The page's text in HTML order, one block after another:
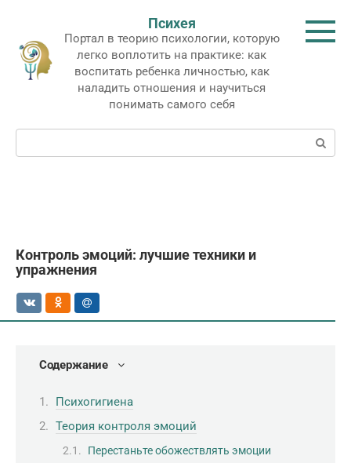
контенту
Психея
Портал в теорию психологии, которую
легко воплотить на практике: как
воспитать ребенка личностью, как
наладить отношения и научиться
понимать самого себя
Поиск:
Контроль эмоций: лучшие техники и
упражнения
Содержание
Психогигиена
Теория контроля эмоций
Перестаньте обожествлять эмоции